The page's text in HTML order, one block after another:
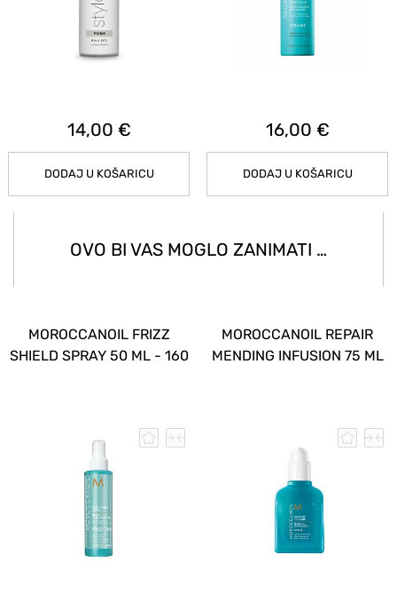
14,00 €
DODAJ U KOŠARICU
16,00 €
DODAJ U KOŠARICU
OVO BI VAS MOGLO ZANIMATI …
MOROCCANOIL FRIZZ
SHIELD SPRAY 50 ML - 160
MOROCCANOIL REPAIR
MENDING INFUSION 75 ML